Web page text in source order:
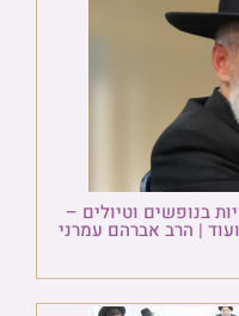
בנופשים וטיולים –
| הרב אברהם עמרני